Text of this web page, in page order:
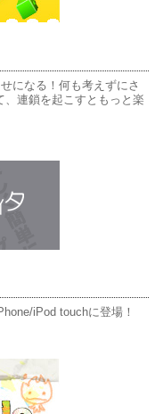
になる！何も考えずにさ
連鎖を起こすともっと楽
iPod touchに登場！